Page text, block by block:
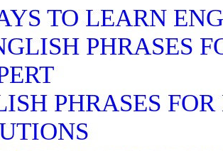
TO LEARN
PHRASES
PHRASES